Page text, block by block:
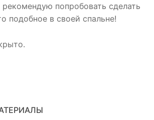
попробовать сделать
подобное в своей спальне!